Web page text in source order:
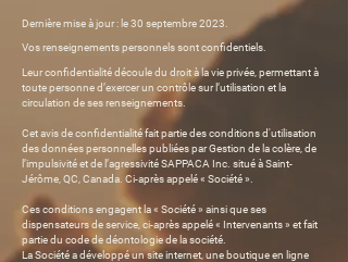
Dernière mise à jour : le 30 septembre 2023.
Vos renseignements personnels sont confidentiels.
Leur confidentialité découle du droit à la vie privée, permettant à
toute personne d’exercer un contrôle sur l’utilisation et la
circulation de ses renseignements.
Cet avis de confidentialité fait partie des conditions d'utilisation
des données personnelles publiées par Gestion de la colère, de
l’impulsivité et de l’agressivité SAPPACA Inc. situé à Saint-
Jérôme, QC, Canada. Ci-après appelé « Société ».
Ces conditions engagent la « Société » ainsi que ses
dispensateurs de service, ci-après appelé « Intervenants » et fait
partie du code de déontologie de la société.
La Société a développé un site internet, une boutique en ligne